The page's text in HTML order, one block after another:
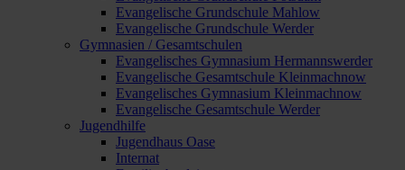
Evangelische Grundschule Mahlow
Evangelische Grundschule Werder
Gymnasien / Gesamtschulen
Evangelisches Gymnasium Hermannswerder
Evangelische Gesamtschule Kleinmachnow
Evangelisches Gymnasium Kleinmachnow
Evangelische Gesamtschule Werder
Jugendhilfe
Jugendhaus Oase
Internat